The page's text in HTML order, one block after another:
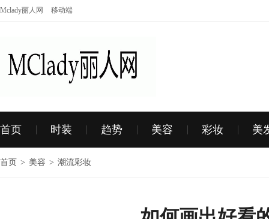
Mclady丽人网 移动端
首页 时装 趋势 美容 彩妆 美
首页 > 美容 > 潮流彩妆